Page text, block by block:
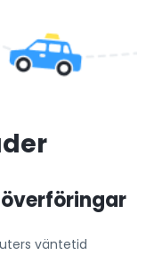
väntetid